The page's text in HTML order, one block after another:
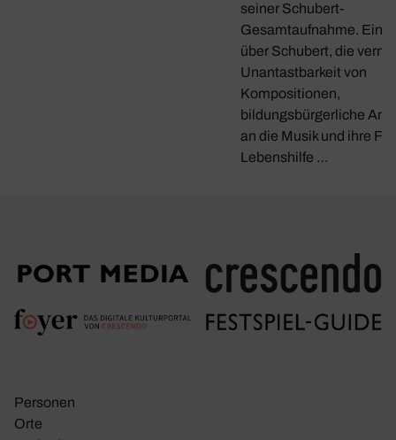
seiner Schubert-
Gesamtaufnahme. Ein
über Schubert, die
Unantastbarkeit von
Kompositionen,
bildungsbürgerliche
an die Musik und ihre
Lebenshilfe …
Personen
Orte